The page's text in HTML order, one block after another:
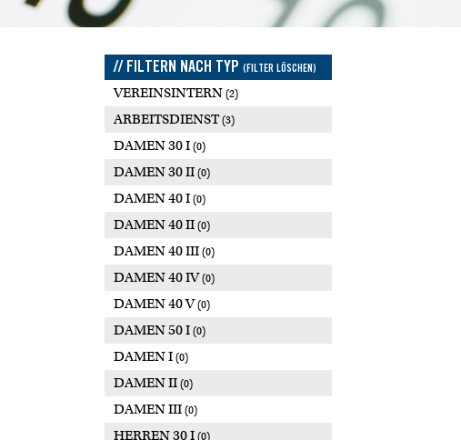
// FILTERN NACH TYP (FILTER LÖSCHEN)
VEREINSINTERN (2)
ARBEITSDIENST(3)
DAMEN 30 I (0)
DAMEN 30 II (0)
DAMEN 40 I (0)
DAMEN 40 II (0)
DAMEN 40 III (0)
DAMEN 40 IV(0)
DAMEN 40 V(0)
DAMEN 50 I (0)
DAMEN I (0)
DAMEN II (0)
DAMEN III (0)
HERREN 30 I (0)